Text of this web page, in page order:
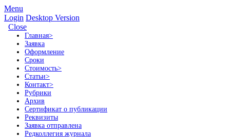
Menu
Login Desktop Version
Close
Главная>
Заявка
Оформление
Сроки
Стоимость>
Статьи>
Контакт>
Рубрики
Архив
Сертификат о публикации
Реквизиты
Заявка отправлена
Редколлегия журнала